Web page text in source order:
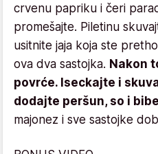
crvenu papriku i čeri
promešajte. Piletinu
usitnite jaja koja ste
ova dva sastojka. Nakon
povrće. Iseckajte i
dodajte peršun, so i
majonez i sve sastojke